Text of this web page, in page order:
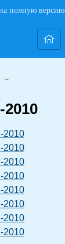
полную версию
→
2010
2010
2010
2010
2010
2010
2010
2010